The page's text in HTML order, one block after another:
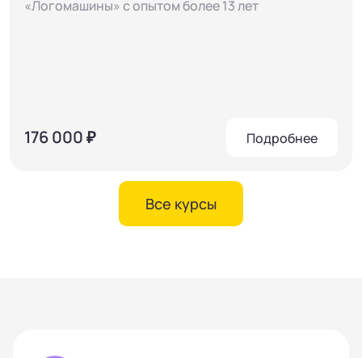
«Логомашины» с опытом более 13 лет
176 000 ₽ Подробнее
Все курсы